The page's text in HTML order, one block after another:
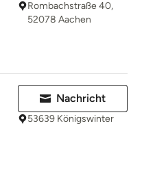
Rombachstraße 40,
52078 Aachen
Nachricht
53639 Königswinter